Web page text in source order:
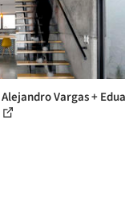
Vargas +